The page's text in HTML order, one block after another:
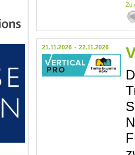
Zu
21.11.2026 - 22.11.2026